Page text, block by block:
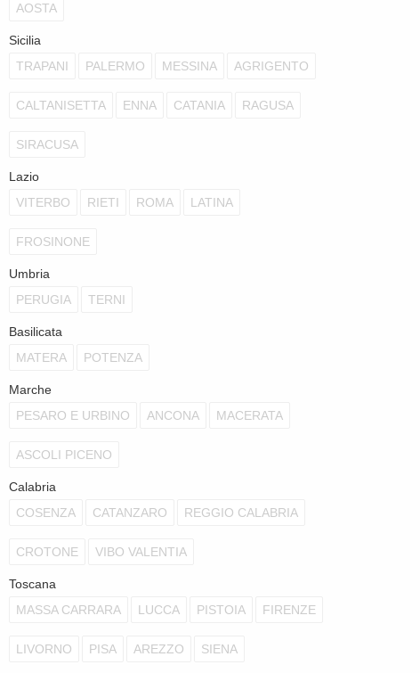
AOSTA
Sicilia
TRAPANI
PALERMO MESSINA AGRIGENTO
CALTANISETTA ENNA CATANIA RAGUSA
SIRACUSA
Lazio
VITERBO
RIETI ROMA LATINA
FROSINONE
Umbria
PERUGIA
TERNI
Basilicata
MATERA
POTENZA
Marche
PESARO E URBINO
ANCONA MACERATA
ASCOLI PICENO
Calabria
COSENZA
CATANZARO REGGIO CALABRIA
CROTONE VIBO VALENTIA
Toscana
MASSA CARRARA
LUCCA PISTOIA FIRENZE
LIVORNO PISA AREZZO SIENA